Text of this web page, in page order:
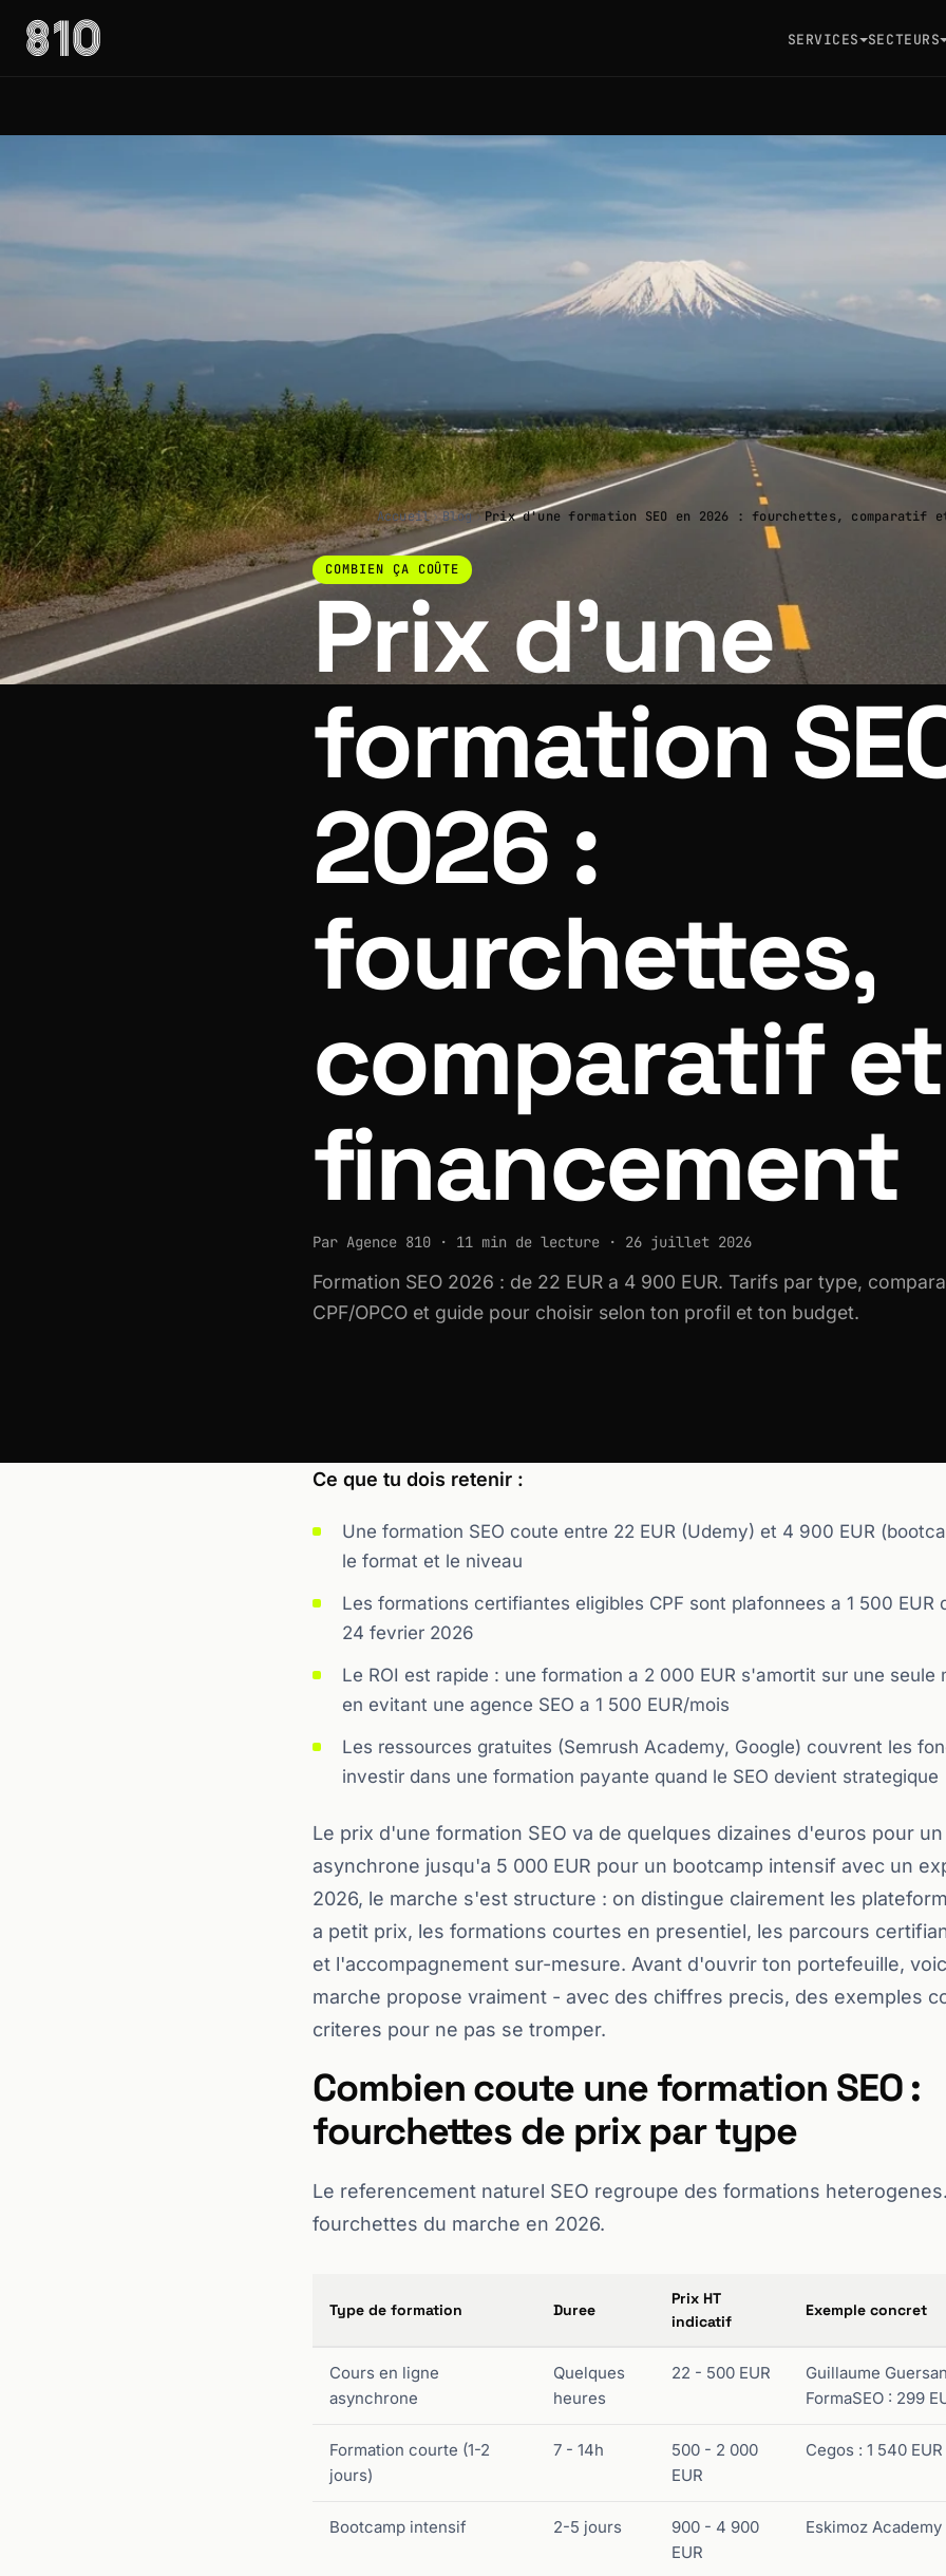
SERVICES SECTEURS
Accueil›Blog›Prix d'une formation SEO en 2026 : fourchettes, comparatif
COMBIEN ÇA COÛTE
Prix d'une
formation
2026 :
fourchettes,
comparatif et
financement
Par Agence 810 · 11 min de lecture · 26 juillet 2026
Formation SEO 2026 : de 22 EUR a 4 900 EUR. Tarifs par type,
CPF/OPCO et guide pour choisir selon ton profil et ton budget.
Ce que tu dois retenir :
Une formation SEO coute entre 22 EUR (Udemy) et 4 900 EUR
le format et le niveau
Les formations certifiantes eligibles CPF sont plafonnees a 1 500 EUR
24 fevrier 2026
Le ROI est rapide : une formation a 2 000 EUR s'amortit sur une seule
en evitant une agence SEO a 1 500 EUR/mois
Les ressources gratuites (Semrush Academy, Google) couvrent les
investir dans une formation payante quand le SEO devient strategique
Le prix d'une formation SEO va de quelques dizaines d'euros pour
asynchrone jusqu'a 5 000 EUR pour un bootcamp intensif avec un
2026, le marche s'est structure : on distingue clairement les
a petit prix, les formations courtes en presentiel, les parcours
et l'accompagnement sur-mesure. Avant d'ouvrir ton portefeuille,
marche propose vraiment - avec des chiffres precis, des exemples
criteres pour ne pas se tromper.
Combien coute une formation SEO :
fourchettes de prix par type
Le referencement naturel SEO regroupe des formations
fourchettes du marche en 2026.
Type de formation Duree
Prix HT
indicatif
Exemple concret
Cours en ligne
asynchrone
Quelques
heures
22 - 500 EUR
Guillaume
FormaSEO : 299
Formation courte (1-2
jours)
7 - 14h
500 - 2 000
EUR
Cegos : 1 540
Bootcamp intensif 2-5 jours
900 - 4 900
EUR
Eskimoz